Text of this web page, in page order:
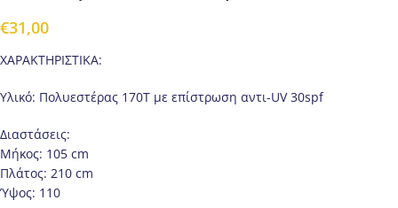
€31,00
ΧΑΡΑΚΤΗΡΙΣΤΙΚΑ:
Υλικό: Πολυεστέρας 170Τ με επίστρωση αντι-UV 30spf
Διαστάσεις:
Μήκος: 105 cm
Πλάτος: 210 cm
Ύψος: 110